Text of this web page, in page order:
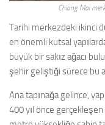
Chiang Mai
Tarihi merkezdeki ikinci
en önemli kutsal
büyük bir sakız ağacı
şehir geliştiği sürece bu
Ana tapınağa gelince,
400 yıl önce